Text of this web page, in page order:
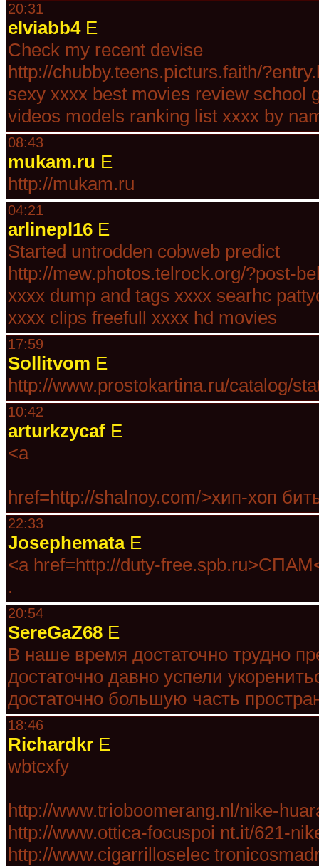
20:31
elviabb4 E
Check my recent devise
http://chubby.teens.picturs.faith/
sexy xxxx best movies review school
videos models ranking list xxxx by
08:43
mukam.ru E
http://mukam.ru
04:21
arlinepl16 E
Started untrodden cobweb predict
http://mew.photos.telrock.org/?post-
xxxx dump and tags xxxx searhc
xxxx clips freefull xxxx hd movies
17:59
Sollitvom E
http://www.prostokartina.ru/catalog/
10:42
arturkzycaf E
<a
href=http://shalnoy.com/>хип-хоп
22:33
Josephemata E
<a href=http://duty-
.
20:54
SereGaZ68 E
В наше время достаточно трудно
достаточно давно успели
достаточно большую часть
18:46
Richardkr E
wbtcxfy
http://www.trioboomerang.nl/nike-
http://www.ottica-focuspoi nt.it/621-
http://www.cigarrilloselec